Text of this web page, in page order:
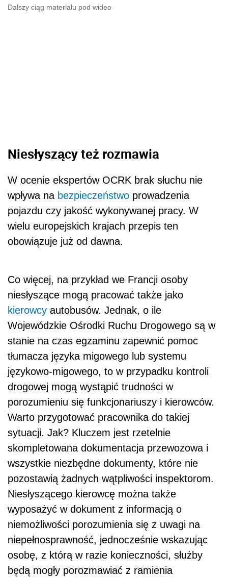
Dalszy ciąg materiału pod wideo
Niesłyszący też rozmawia
W ocenie ekspertów OCRK brak słuchu nie
wpływa na bezpieczeństwo prowadzenia
pojazdu czy jakość wykonywanej pracy. W
wielu europejskich krajach przepis ten
obowiązuje już od dawna.
Co więcej, na przykład we Francji osoby
niesłyszące mogą pracować także jako
kierowcy autobusów. Jednak, o ile
Wojewódzkie Ośrodki Ruchu Drogowego są w
stanie na czas egzaminu zapewnić pomoc
tłumacza języka migowego lub systemu
językowo-migowego, to w przypadku kontroli
drogowej mogą wystąpić trudności w
porozumieniu się funkcjonariuszy i kierowców.
Warto przygotować pracownika do takiej
sytuacji. Jak? Kluczem jest rzetelnie
skompletowana dokumentacja przewozowa i
wszystkie niezbędne dokumenty, które nie
pozostawią żadnych wątpliwości inspektorom.
Niesłyszącego kierowcę można także
wyposażyć w dokument z informacją o
niemożliwości porozumienia się z uwagi na
niepełnosprawność, jednocześnie wskazując
osobę, z którą w razie konieczności, służby
będą mogły porozmawiać z ramienia